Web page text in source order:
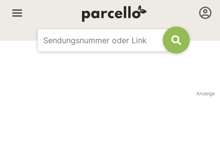
Anzeige